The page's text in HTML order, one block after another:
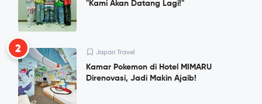
"Kami Akan Datang Lagi!"
2 Japan Travel
Kamar Pokemon di Hotel MIMARU
Direnovasi, Jadi Makin Ajaib!